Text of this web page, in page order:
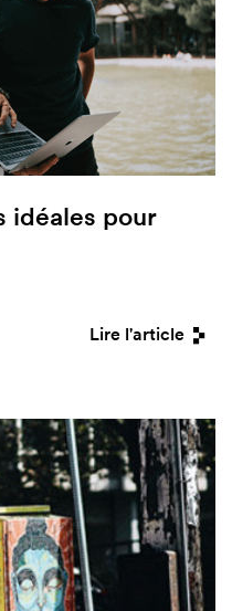
idéales pour
Lire l'article